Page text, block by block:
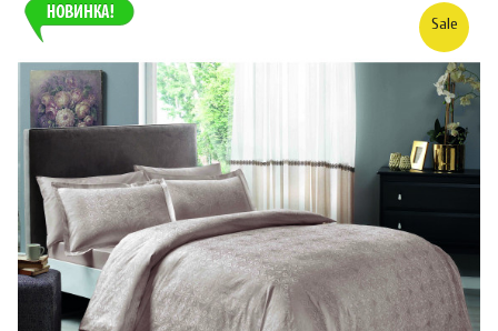
Sale